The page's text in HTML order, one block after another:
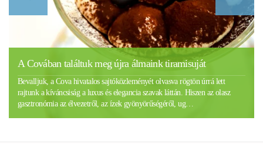
A Covában találtuk meg újra álmaink tiramisuját
Bevalljuk, a Cova hivatalos sajtóközleményét olvasva rögtön úrrá lett
rajtunk a kíváncsiság a luxus és elegancia szavak láttán. Hiszen az olasz
gasztronómia az élvezetről, az ízek gyönyörűségéről, ug…